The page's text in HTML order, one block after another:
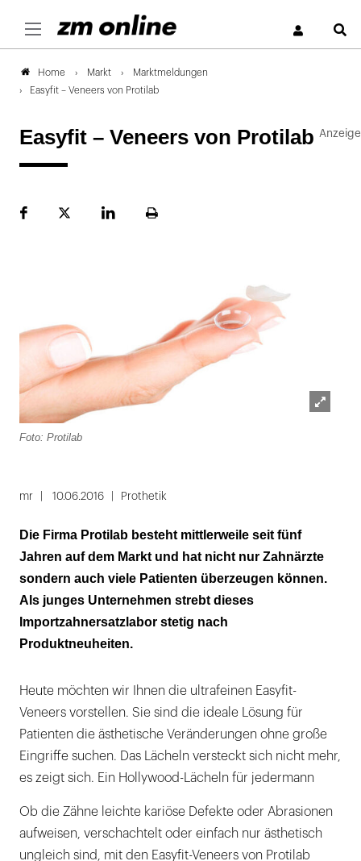
Home Markt
Marktmeldungen
Easyfit – Veneers von Protilab
Easyfit – Veneers von Protilab
FacebookPlattformLinekdInSeite
Foto: Protilab
mr 10.06.2016 Prothetik
Die Firma Protilab besteht mittlerweile seit fünf
Jahren auf dem Markt und hat nicht nur Zahnärzte
sondern auch viele Patienten überzeugen können.
Als junges Unternehmen strebt dieses
Importzahnersatzlabor stetig nach
Produktneuheiten.
Heute möchten wir Ihnen die ultrafeinen Easyfit-
Veneers vorstellen. Sie sind die ideale Lösung für
Patienten die ästhetische Veränderungen ohne große
Eingriffe suchen. Das Lächeln versteckt sich nicht mehr,
es zeigt sich. Ein Hollywood-Lächeln für jedermann
Ob die Zähne leichte kariöse Defekte oder Abrasionen
aufweisen, verschachtelt oder einfach nur ästhetisch
ungleich sind, mit den Easyfit-Veneers von Protilab